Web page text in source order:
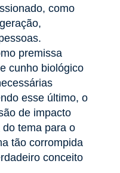
como
premissa
cunho biológico
esse último, o
de impacto
do tema para o
tão corrompida
conceito